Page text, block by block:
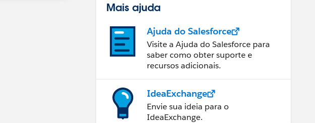
Mais ajuda
Ajuda do Salesforce
Visite a Ajuda do Salesforce para
saber como obter suporte e
recursos adicionais.
IdeaExchange
Envie sua ideia para o
IdeaExchange.